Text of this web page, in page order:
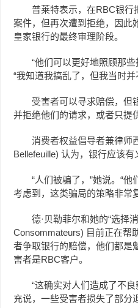
普莱特表示，在RBC银行
案件，但再次遭到拒绝，因此
皇家银行的最终审理阶段。
“他们可以更好地照顾那些
“我知道我搞乱了，但我当时
受害者可以寻求赔偿，但
并拒绝他们的请求，或者只提
消费者权益倡导者兼律师
Bellefeuille) 认为，银行应该有
“人们被骗了，”她说。“
考虑到，这类骗局的策略非常
德·贝勒菲尔和她的“选择
Consommateurs) 目前正在帮
者争取银行的赔偿，他们都是
害者是RBC客户。
“这确实对人们造成了不
充说，一些受害者损失了部分